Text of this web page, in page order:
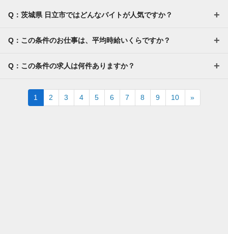
Q：茨城県 日立市ではどんなバイトが人気ですか？
Q：この条件のお仕事は、平均時給いくらですか？
Q：この条件の求人は何件ありますか？
1 2 3 4 5 6 7 8 9 10 »Next